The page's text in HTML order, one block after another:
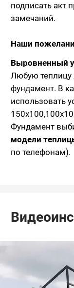
подписать акт
замечаний.
Наши
Выровненный
Любую теплицу
фундамент. В
использовать
Фундамент
модели
по телефонам).